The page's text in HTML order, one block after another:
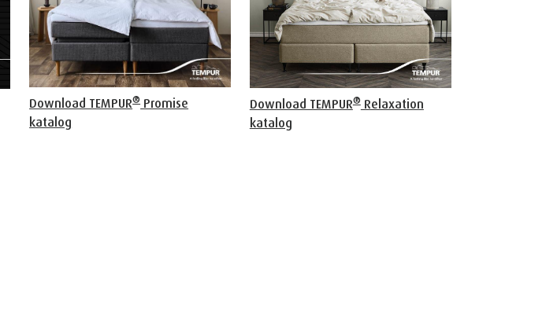
Download TEMPUR® Promise
katalog
Download TEMPUR®Relaxation
katalog